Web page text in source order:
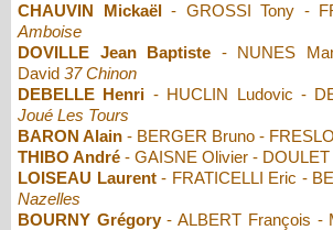
CHAUVIN Mickaël- GROSSI Tony -
Amboise
DOVILLE Jean Baptiste - NUNES
David 37 Chinon
DEBELLE Henri - HUCLIN Ludovic -
Joué Les Tours
BARON Alain - BERGER Bruno -
THIBO André - GAISNE Olivier - DOULET
LOISEAU Laurent- FRATICELLI Eric -
Nazelles
BOURNY Grégory- ALBERT François -